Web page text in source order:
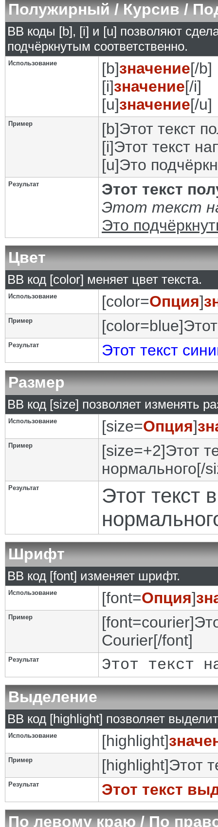
Полужирный / Курсив /
BB коды [b], [i] и [u] позволяют
подчёркнутым соответственно.
Использование [b]значение[/b]
[i]значение[/i]
[u]значение[/u]
Пример
[b]Этот текст
[i]Этот текст
[u]Это
Результат
Этот текст
Этот текст
Это
Цвет
BB код [color] меняет цвет текста.
Использование [color=Опция]
Пример
Результат
Этот текст
Размер
BB код [size] позволяет изменять
Использование [size=Опция]
Пример
[size=+2]Этот
нормального[/
Результат
Этот текст
Шрифт
BB код [font] изменяет шрифт.
Использование [font=Опция]
Пример
Courier[/font]
Результат Этот текст
Выделение
BB код [highlight] позволяет
Использование [highlight]
Пример [highlight]Этот
Результат
Этот текст
По левому краю / По